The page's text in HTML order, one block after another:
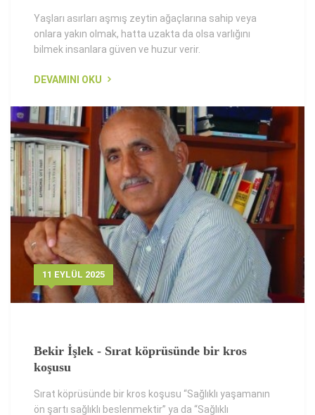
Yaşları asırları aşmış zeytin ağaçlarına sahip veya
onlara yakın olmak, hatta uzakta da olsa varlığını
bilmek insanlara güven ve huzur verir.
DEVAMINI OKU
11 EYLÜL 2025
Bekir İşlek - Sırat köprüsünde bir kros
koşusu
Sırat köprüsünde bir kros koşusu “Sağlıklı yaşamanın
ön şartı sağlıklı beslenmektir” ya da “Sağlıklı